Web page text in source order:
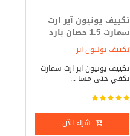
تكييف يونيون آير ارت
سمارت 1.5 حصان بارد
فقط
تكييف يونيون اير
تكييف يونيون اير ارت سمارت
يكفي حتى مسا ...
شراء الآن